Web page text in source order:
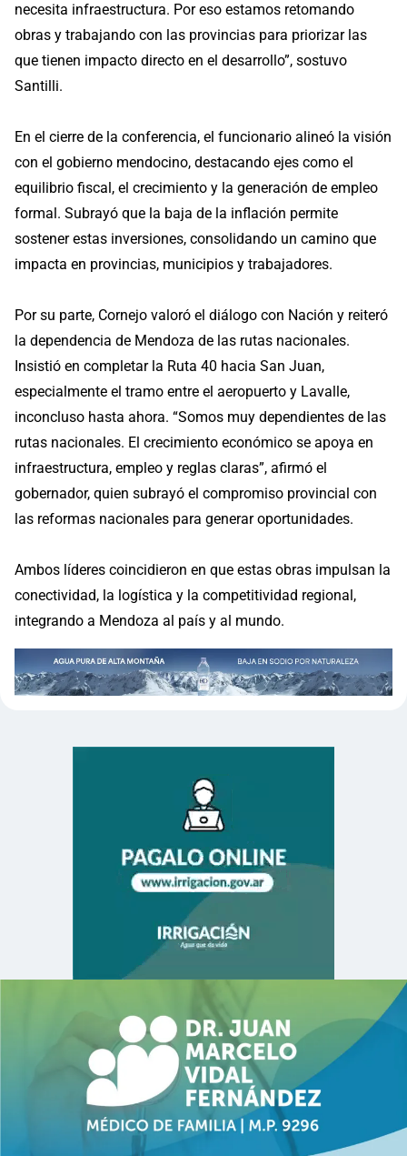
necesita infraestructura. Por eso estamos retomando
obras y trabajando con las provincias para priorizar las
que tienen impacto directo en el desarrollo”, sostuvo
Santilli.
En el cierre de la conferencia, el funcionario alineó la visión
con el gobierno mendocino, destacando ejes como el
equilibrio fiscal, el crecimiento y la generación de empleo
formal. Subrayó que la baja de la inflación permite
sostener estas inversiones, consolidando un camino que
impacta en provincias, municipios y trabajadores.
Por su parte, Cornejo valoró el diálogo con Nación y reiteró
la dependencia de Mendoza de las rutas nacionales.
Insistió en completar la Ruta 40 hacia San Juan,
especialmente el tramo entre el aeropuerto y Lavalle,
inconcluso hasta ahora. “Somos muy dependientes de las
rutas nacionales. El crecimiento económico se apoya en
infraestructura, empleo y reglas claras”, afirmó el
gobernador, quien subrayó el compromiso provincial con
las reformas nacionales para generar oportunidades.
Ambos líderes coincidieron en que estas obras impulsan la
conectividad, la logística y la competitividad regional,
integrando a Mendoza al país y al mundo.